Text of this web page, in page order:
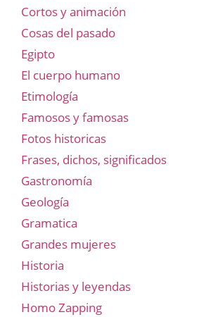
Cortos y animación
Cosas del pasado
Egipto
El cuerpo humano
Etimología
Famosos y famosas
Fotos historicas
Frases, dichos, significados
Gastronomía
Geología
Gramatica
Grandes mujeres
Historia
Historias y leyendas
Homo Zapping